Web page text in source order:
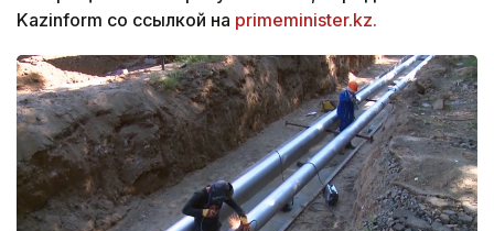
Kazinform со ссылкой на primeminister.kz.